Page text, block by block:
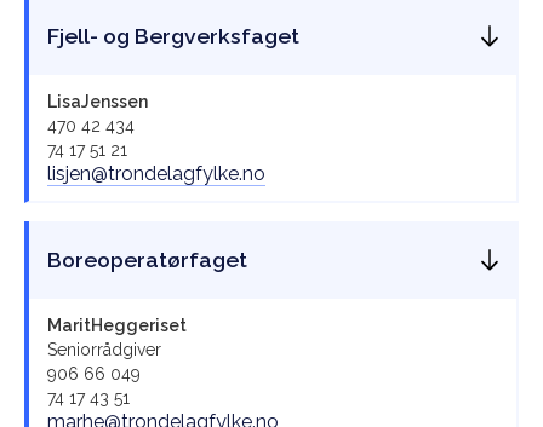
Fjell- og Bergverksfaget
LisaJenssen
470 42 434
74 17 51 21
lisjen@trondelagfylke.no
Boreoperatørfaget
MaritHeggeriset
Seniorrådgiver
906 66 049
74 17 43 51
marhe@trondelagfylke.no